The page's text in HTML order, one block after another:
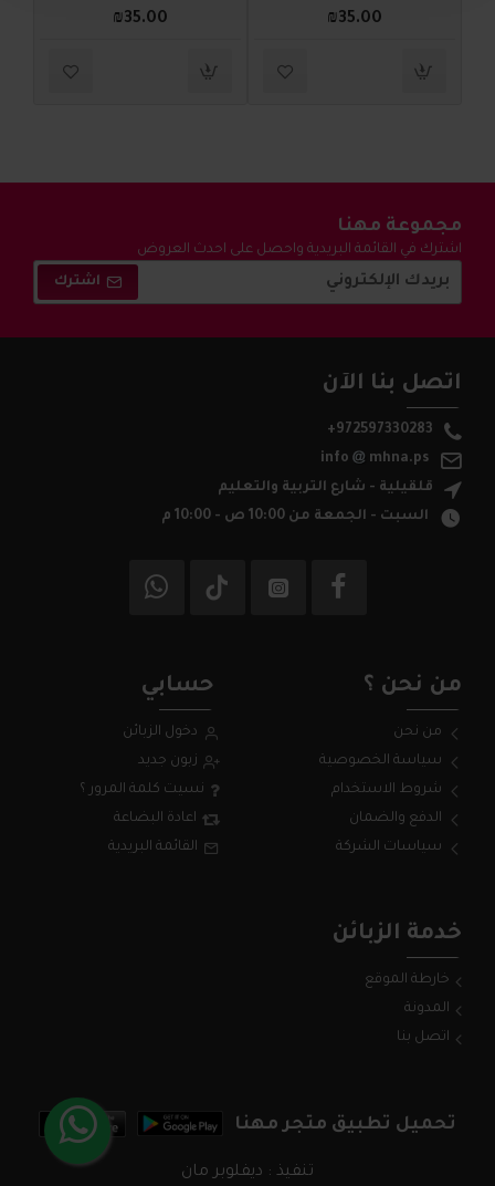
₪35.00
₪35.00
مجموعة مهنا
اشترك في القائمة البريدية واحصل على احدث العروض
والتخفيضات !
اشترك
اتصل بنا الآن
+972597330283
info
mhna.ps
قلقيلية - شارع التربية والتعليم
السبت - الجمعة من 10:00 ص - 10:00 م
من نحن ؟
من نحن
سياسة الخصوصية
شروط الاستخدام
الدفع والضمان
سياسات الشركة
حسابي
دخول الزبائن
زبون جديد
نسيت كلمة المرور ؟
اعادة البضاعة
القائمة البريدية
خدمة الزبائن
خارطة الموقع
المدونة
اتصل بنا
تحميل تطبيق متجر مهنا
تنفيذ : ديفلوبر مان